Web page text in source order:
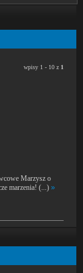
wpisy 1 - 10 z 1
Marzysz o
marzenia! (...)»